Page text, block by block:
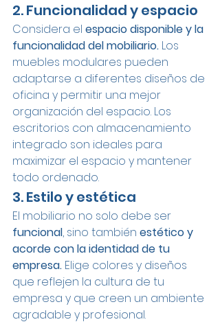
2. Funcionalidad y espacio
Considera el espacio disponible y la
funcionalidad del mobiliario. Los
muebles modulares pueden
adaptarse a diferentes diseños de
oficina y permitir una mejor
organización del espacio. Los
escritorios con almacenamiento
integrado son ideales para
maximizar el espacio y mantener
todo ordenado.
3. Estilo y estética
El mobiliario no solo debe ser
funcional, sino también estético y
acorde con la identidad de tu
empresa. Elige colores y diseños
que reflejen la cultura de tu
empresa y que creen un ambiente
agradable y profesional.